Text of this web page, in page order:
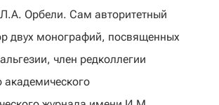
Орбели. Сам авторитетный
двух монографий, посвященных
член редколлегии
академического